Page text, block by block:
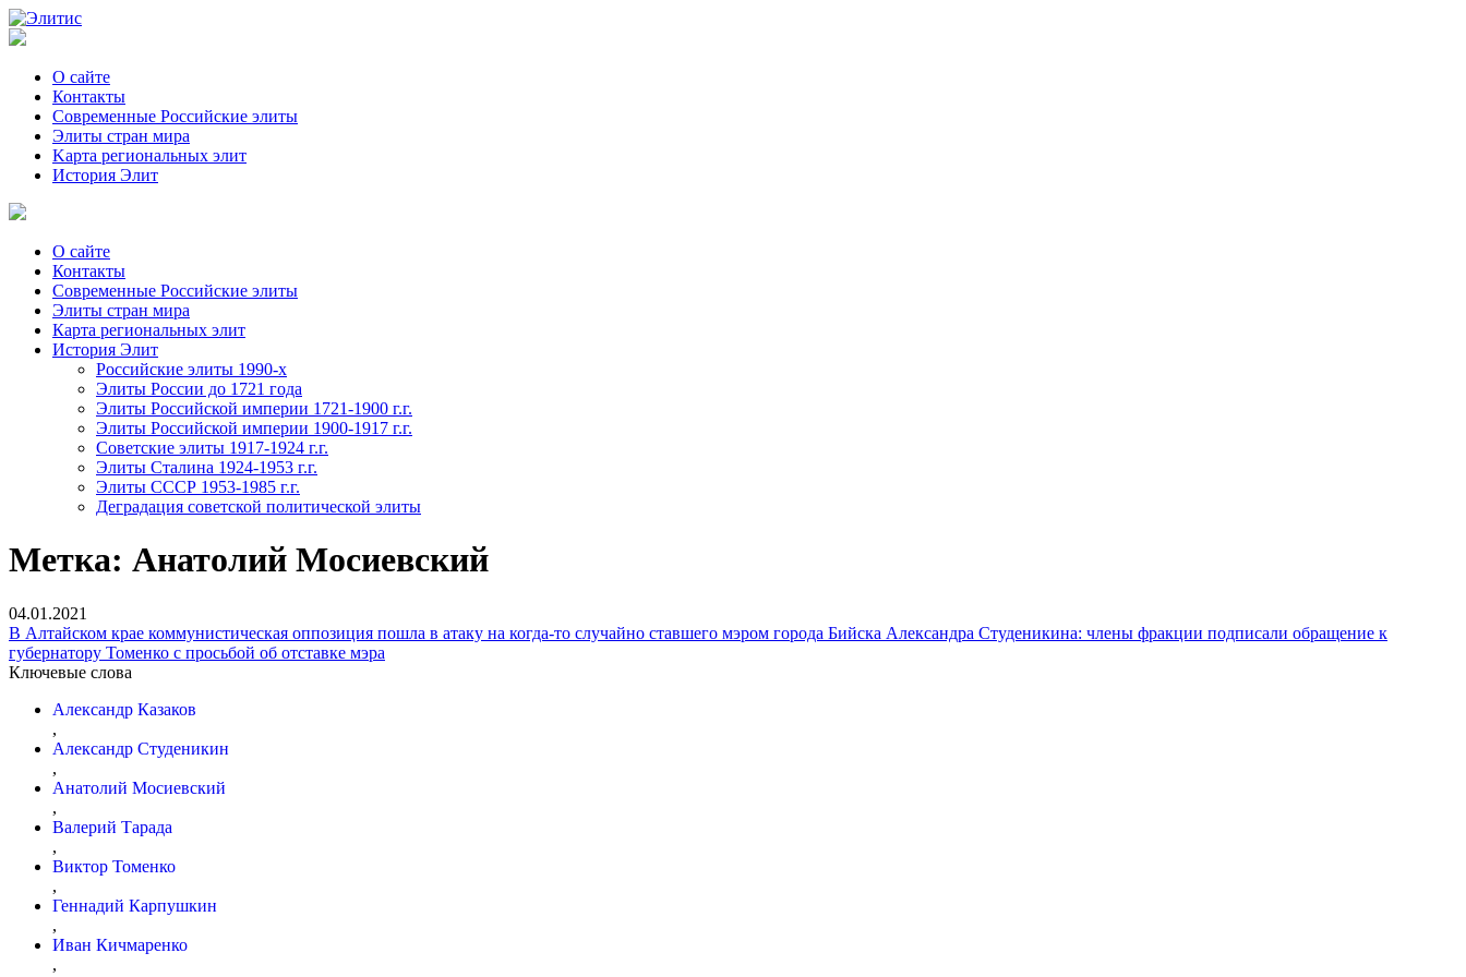
О сайте
Контакты
Современные Российские элиты
Элиты стран мира
Kартa региональных элит
История Элит
О сайте
Контакты
Современные Российские элиты
Элиты стран мира
Картa региональных элит
История Элит
Российские элиты 1990-х
Элиты России до 1721 года
Элиты Российской империи 1721-1900 г.г.
Элиты Российской империи 1900-1917 г.г.
Советские элиты 1917-1924 г.г.
Элиты Сталина 1924-1953 г.г.
Элиты СССР 1953-1985 г.г.
Деградация советской политической элиты
Метка: Анатолий Мосиевский
04.01.2021
В Алтайском крае коммунистическая оппозиция пошла в атаку на когда-то случайно ставшего мэром города Бийска Александра Студеникина: члены фракции подписали обращение к
губернатору Томенко с просьбой об отставке мэра
Ключевые слова
Александр Казаков
,
Александр Студеникин
,
Анатолий Мосиевский
,
Валерий Тарада
,
Виктор Томенко
,
Геннадий Карпушкин
,
Иван Кичмаренко
,